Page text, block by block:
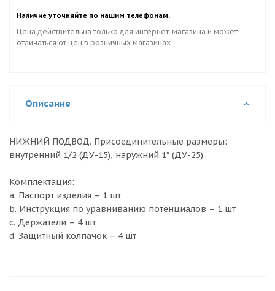
Наличие уточняйте по нашим телефонам.
Цена действительна только для интернет-магазина и может
отличаться от цен в розничных магазинах
Описание
НИЖНИЙ ПОДВОД. Присоединительные размеры:
внутренний 1/2 (ДУ-15), наружний 1″ (ДУ-25)..
Комплектация:
a. Паспорт изделия – 1 шт
b. Инструкция по уравниванию потенциалов – 1 шт
c. Держатели – 4 шт
d. Защитный колпачок – 4 шт